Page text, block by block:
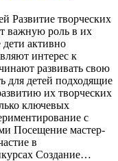
Развитие творческих
важную роль в их
активно
интерес к
развивать свою
для детей подходящие
их творческих
ключевых
с
Посещение мастер-
в
Создание…